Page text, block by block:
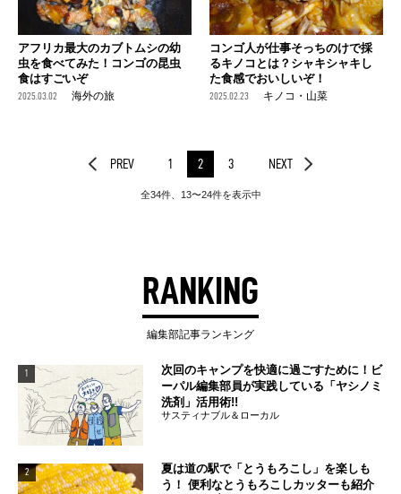
アフリカ最大のカブトムシの幼
虫を食べてみた！コンゴの昆虫
食はすごいぞ
2025.03.02 海外の旅
コンゴ人が仕事そっちのけで採
るキノコとは？シャキシャキし
た食感でおいしいぞ！
2025.02.23 キノコ・山菜
PREV 1 2 3 NEXT
全34件、13〜24件を表示中
RANKING
編集部記事ランキング
1
次回のキャンプを快適に過ごすために！ビ
ーパル編集部員が実践している「ヤシノミ
洗剤」活用術!!
サスティナブル＆ローカル
2
夏は道の駅で「とうもろこし」を楽しも
う！ 便利なとうもろこしカッターも紹介